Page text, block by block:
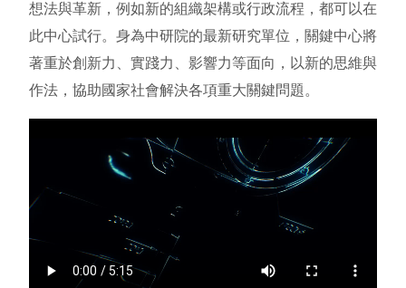
想法與革新，例如新的組織架構或行政流程，都可以在
此中心試行。身為中研院的最新研究單位，關鍵中心將
著重於創新力、實踐力、影響力等面向，以新的思維與
作法，協助國家社會解決各項重大關鍵問題。